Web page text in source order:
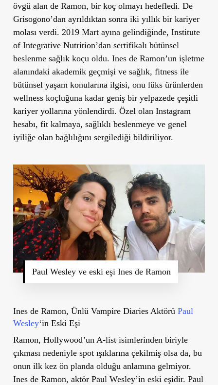
övgü alan de Ramon, bir koç olmayı hedefledi. De
Grisogono’dan ayrıldıktan sonra iki yıllık bir kariyer
molası verdi. 2019 Mart ayına gelindiğinde, Institute
of Integrative Nutrition’dan sertifikalı bütünsel
beslenme sağlık koçu oldu. Ines de Ramon’un işletme
alanındaki akademik geçmişi ve sağlık, fitness ile
bütünsel yaşam konularına ilgisi, onu lüks ürünlerden
wellness koçluğuna kadar geniş bir yelpazede çeşitli
kariyer yollarına yönlendirdi. Özel olan Instagram
hesabı, fit kalmaya, sağlıklı beslenmeye ve genel
iyiliğe olan bağlılığını sergilediği bildiriliyor.
Paul Wesley ve eski eşi Ines de Ramon
Ines de Ramon, Ünlü Vampire Diaries Aktörü Paul
Wesley‘in Eski Eşi
Ramon, Hollywood’un A-list isimlerinden biriyle
çıkması nedeniyle spot ışıklarına çekilmiş olsa da, bu
onun ilk kez ön planda olduğu anlamına gelmiyor.
Ines de Ramon, aktör Paul Wesley’in eski eşidir. Paul